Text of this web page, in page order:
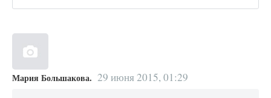
Мария Большакова. 29 июня 2015, 01:29